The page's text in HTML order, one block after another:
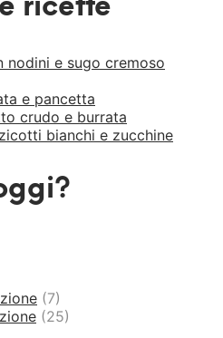
ricette
nodini e sugo cremoso
e pancetta
crudo e burrata
bianchi e zucchine
(7)
(25)